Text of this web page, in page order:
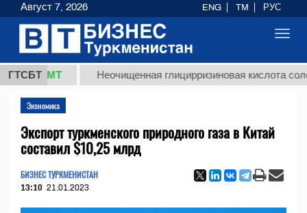
ГТСБТ
ТМТ Неочищенная глицирризиновая кислота
Экономика
Экспорт туркменского природного газа в Китай
составил $10,25 млрд
БИЗНЕС ТУРКМЕНИСТАН
13:10 21.01.2023
Август 7, 2026 ENG TM РУС